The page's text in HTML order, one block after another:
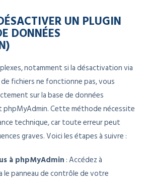
UN PLUGIN
DONNÉES
notamment si la désactivation via
fichiers ne fonctionne pas, vous
sur la base de données
phpMyAdmin. Cette méthode nécessite
technique, car toute erreur peut
graves. Voici les étapes à suivre :
à phpMyAdmin: Accédez à
le panneau de contrôle de votre